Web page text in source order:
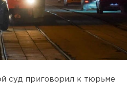
суд приговорил к тюрьме